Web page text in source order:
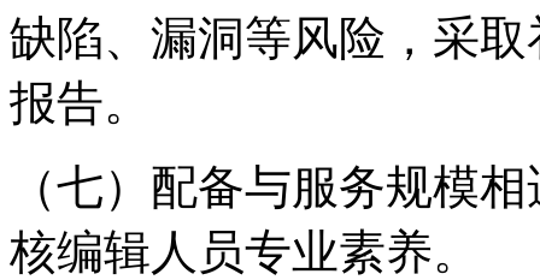
缺陷、漏洞等风险，采
报告。
（七）配备与服务规模
核编辑人员专业素养。